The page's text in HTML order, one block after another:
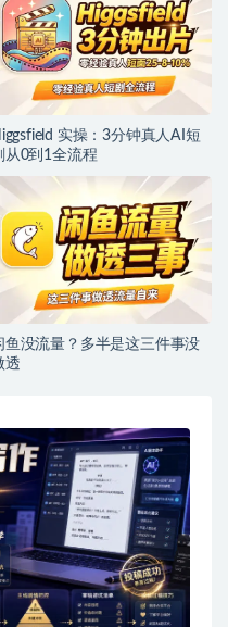
实操：3分钟真人AI短
从0到1全流程
鱼没流量？多半是这三件事没
透